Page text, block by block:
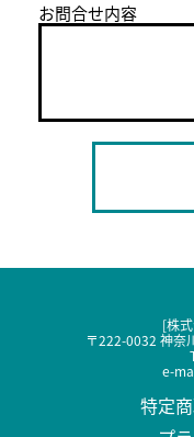
お問合せ内容
[株
〒222-0032 神奈
e-
特定